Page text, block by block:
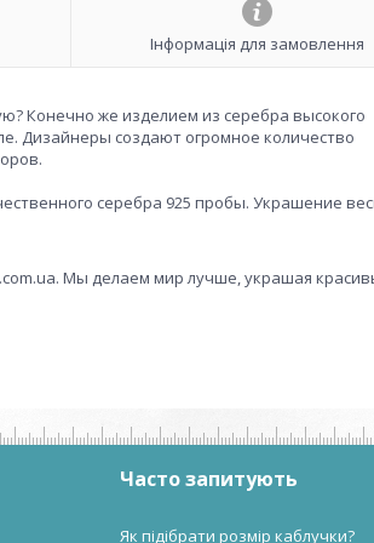
Інформація для замовлення
Конечно же изделием из серебра высокого
Дизайнеры создают огромное количество
серебра 925 пробы. Украшение
Мы делаем мир лучше, украшая
Часто запитують
Як підібрати розмір каблучки?